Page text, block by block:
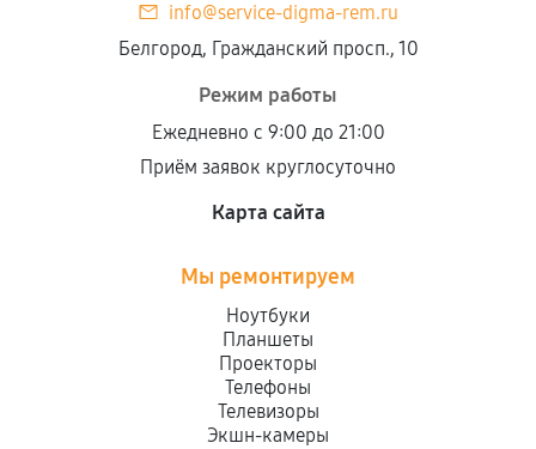
info@service-digma-rem.ru
Белгород, Гражданский просп., 10
Режим работы
Ежедневно с 9:00 до 21:00
Приём заявок круглосуточно
Карта сайта
Мы ремонтируем
Ноутбуки
Планшеты
Проекторы
Телефоны
Телевизоры
Экшн-камеры